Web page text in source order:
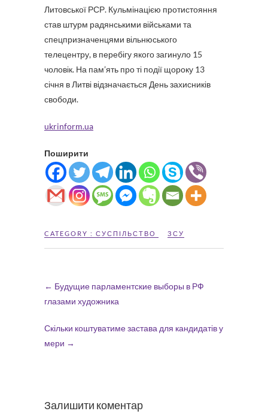
Литовської РСР. Кульмінацією протистояння
став штурм радянськими військами та
спецпризначенцями вільнюського
телецентру, в перебігу якого загинуло 15
чоловік. На пам’ять про ті події щороку 13
січня в Литві відзначається День захисників
свободи.
ukrinform.ua
Поширити
CATEGORY : СУСПІЛЬСТВО ЗСУ
← Будущие парламентские выборы в РФ
глазами художника
Скільки коштуватиме застава для кандидатів у
мери →
Залишити коментар